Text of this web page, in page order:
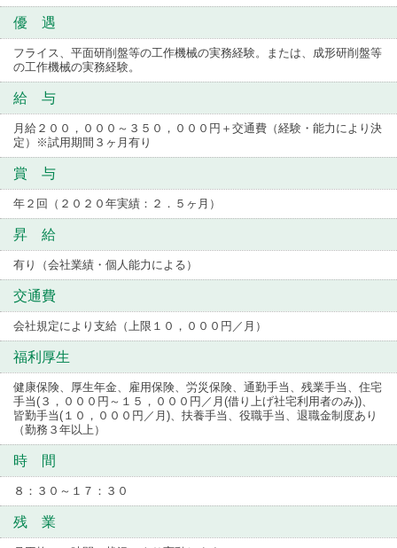
優 遇
フライス、平面研削盤等の工作機械の実務経験。または、成形研削盤等
の工作機械の実務経験。
給 与
月給２００，０００～３５０，０００円＋交通費（経験・能力により決
定）※試用期間３ヶ月有り
賞 与
年２回（２０２０年実績：２．５ヶ月）
昇 給
有り（会社業績・個人能力による）
交通費
会社規定により支給（上限１０，０００円／月）
福利厚生
健康保険、厚生年金、雇用保険、労災保険、通勤手当、残業手当、住宅
手当(３，０００円～１５，０００円／月(借り上げ社宅利用者のみ))、
皆勤手当(１０，０００円／月)、扶養手当、役職手当、退職金制度あり
（勤務３年以上）
時 間
８：３０～１７：３０
残 業